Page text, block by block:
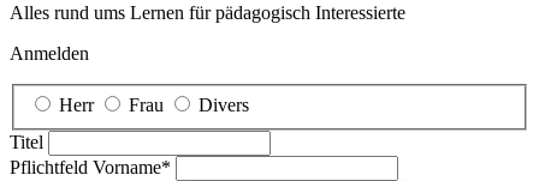
Alles rund ums Lernen für pädagogisch Interessierte
Anmelden
Herr Frau
Divers
Titel
Pflichtfeld Vorname*